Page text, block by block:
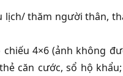
lịch/ thăm người thân,
chiếu 4×6 (ảnh không
căn cước, sổ hộ